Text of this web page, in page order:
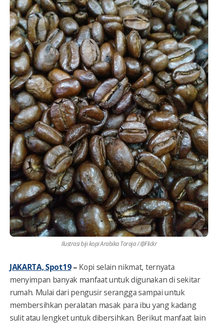
Ilustrasi biji kopi Arabika Toraja / @Flickr
JAKARTA, Spot19– Kopi selain nikmat, ternyata
menyimpan banyak manfaat untuk digunakan di sekitar
rumah. Mulai dari pengusir serangga sampai untuk
membersihkan peralatan masak para ibu yang kadang
sulit atau lengket untuk dibersihkan. Berikut manfaat lain